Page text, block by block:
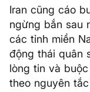
Iran cũng cáo
ngừng bắn sau
các tỉnh miền
động thái quân
lòng tin và
theo nguyên